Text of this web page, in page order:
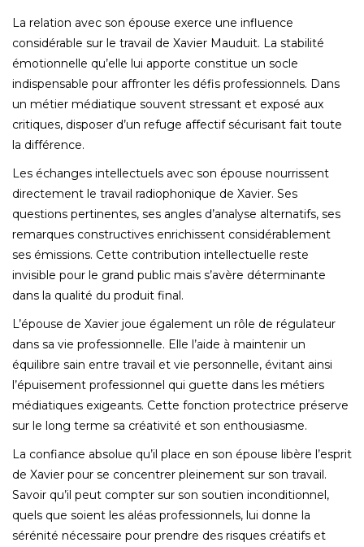
La relation avec son épouse exerce une influence
considérable sur le travail de Xavier Mauduit. La stabilité
émotionnelle qu’elle lui apporte constitue un socle
indispensable pour affronter les défis professionnels. Dans
un métier médiatique souvent stressant et exposé aux
critiques, disposer d’un refuge affectif sécurisant fait toute
la différence.
Les échanges intellectuels avec son épouse nourrissent
directement le travail radiophonique de Xavier. Ses
questions pertinentes, ses angles d’analyse alternatifs, ses
remarques constructives enrichissent considérablement
ses émissions. Cette contribution intellectuelle reste
invisible pour le grand public mais s’avère déterminante
dans la qualité du produit final.
L’épouse de Xavier joue également un rôle de régulateur
dans sa vie professionnelle. Elle l’aide à maintenir un
équilibre sain entre travail et vie personnelle, évitant ainsi
l’épuisement professionnel qui guette dans les métiers
médiatiques exigeants. Cette fonction protectrice préserve
sur le long terme sa créativité et son enthousiasme.
La confiance absolue qu’il place en son épouse libère l’esprit
de Xavier pour se concentrer pleinement sur son travail.
Savoir qu’il peut compter sur son soutien inconditionnel,
quels que soient les aléas professionnels, lui donne la
sérénité nécessaire pour prendre des risques créatifs et